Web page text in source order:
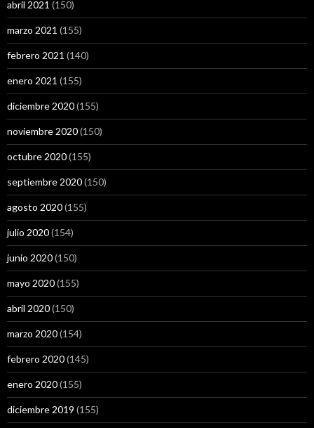
abril 2021 (150)
marzo 2021 (155)
febrero 2021 (140)
enero 2021 (155)
diciembre 2020(155)
noviembre 2020(150)
octubre 2020(155)
septiembre 2020(150)
agosto 2020(155)
julio 2020(154)
junio 2020(150)
mayo 2020(155)
abril 2020(150)
marzo 2020(154)
febrero 2020(145)
enero 2020(155)
diciembre 2019 (155)